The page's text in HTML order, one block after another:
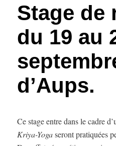
Stage de
du 19 au
d’Aups.
Ce stage entre dans le cadre
Kriya-Yogaseront pratiquées